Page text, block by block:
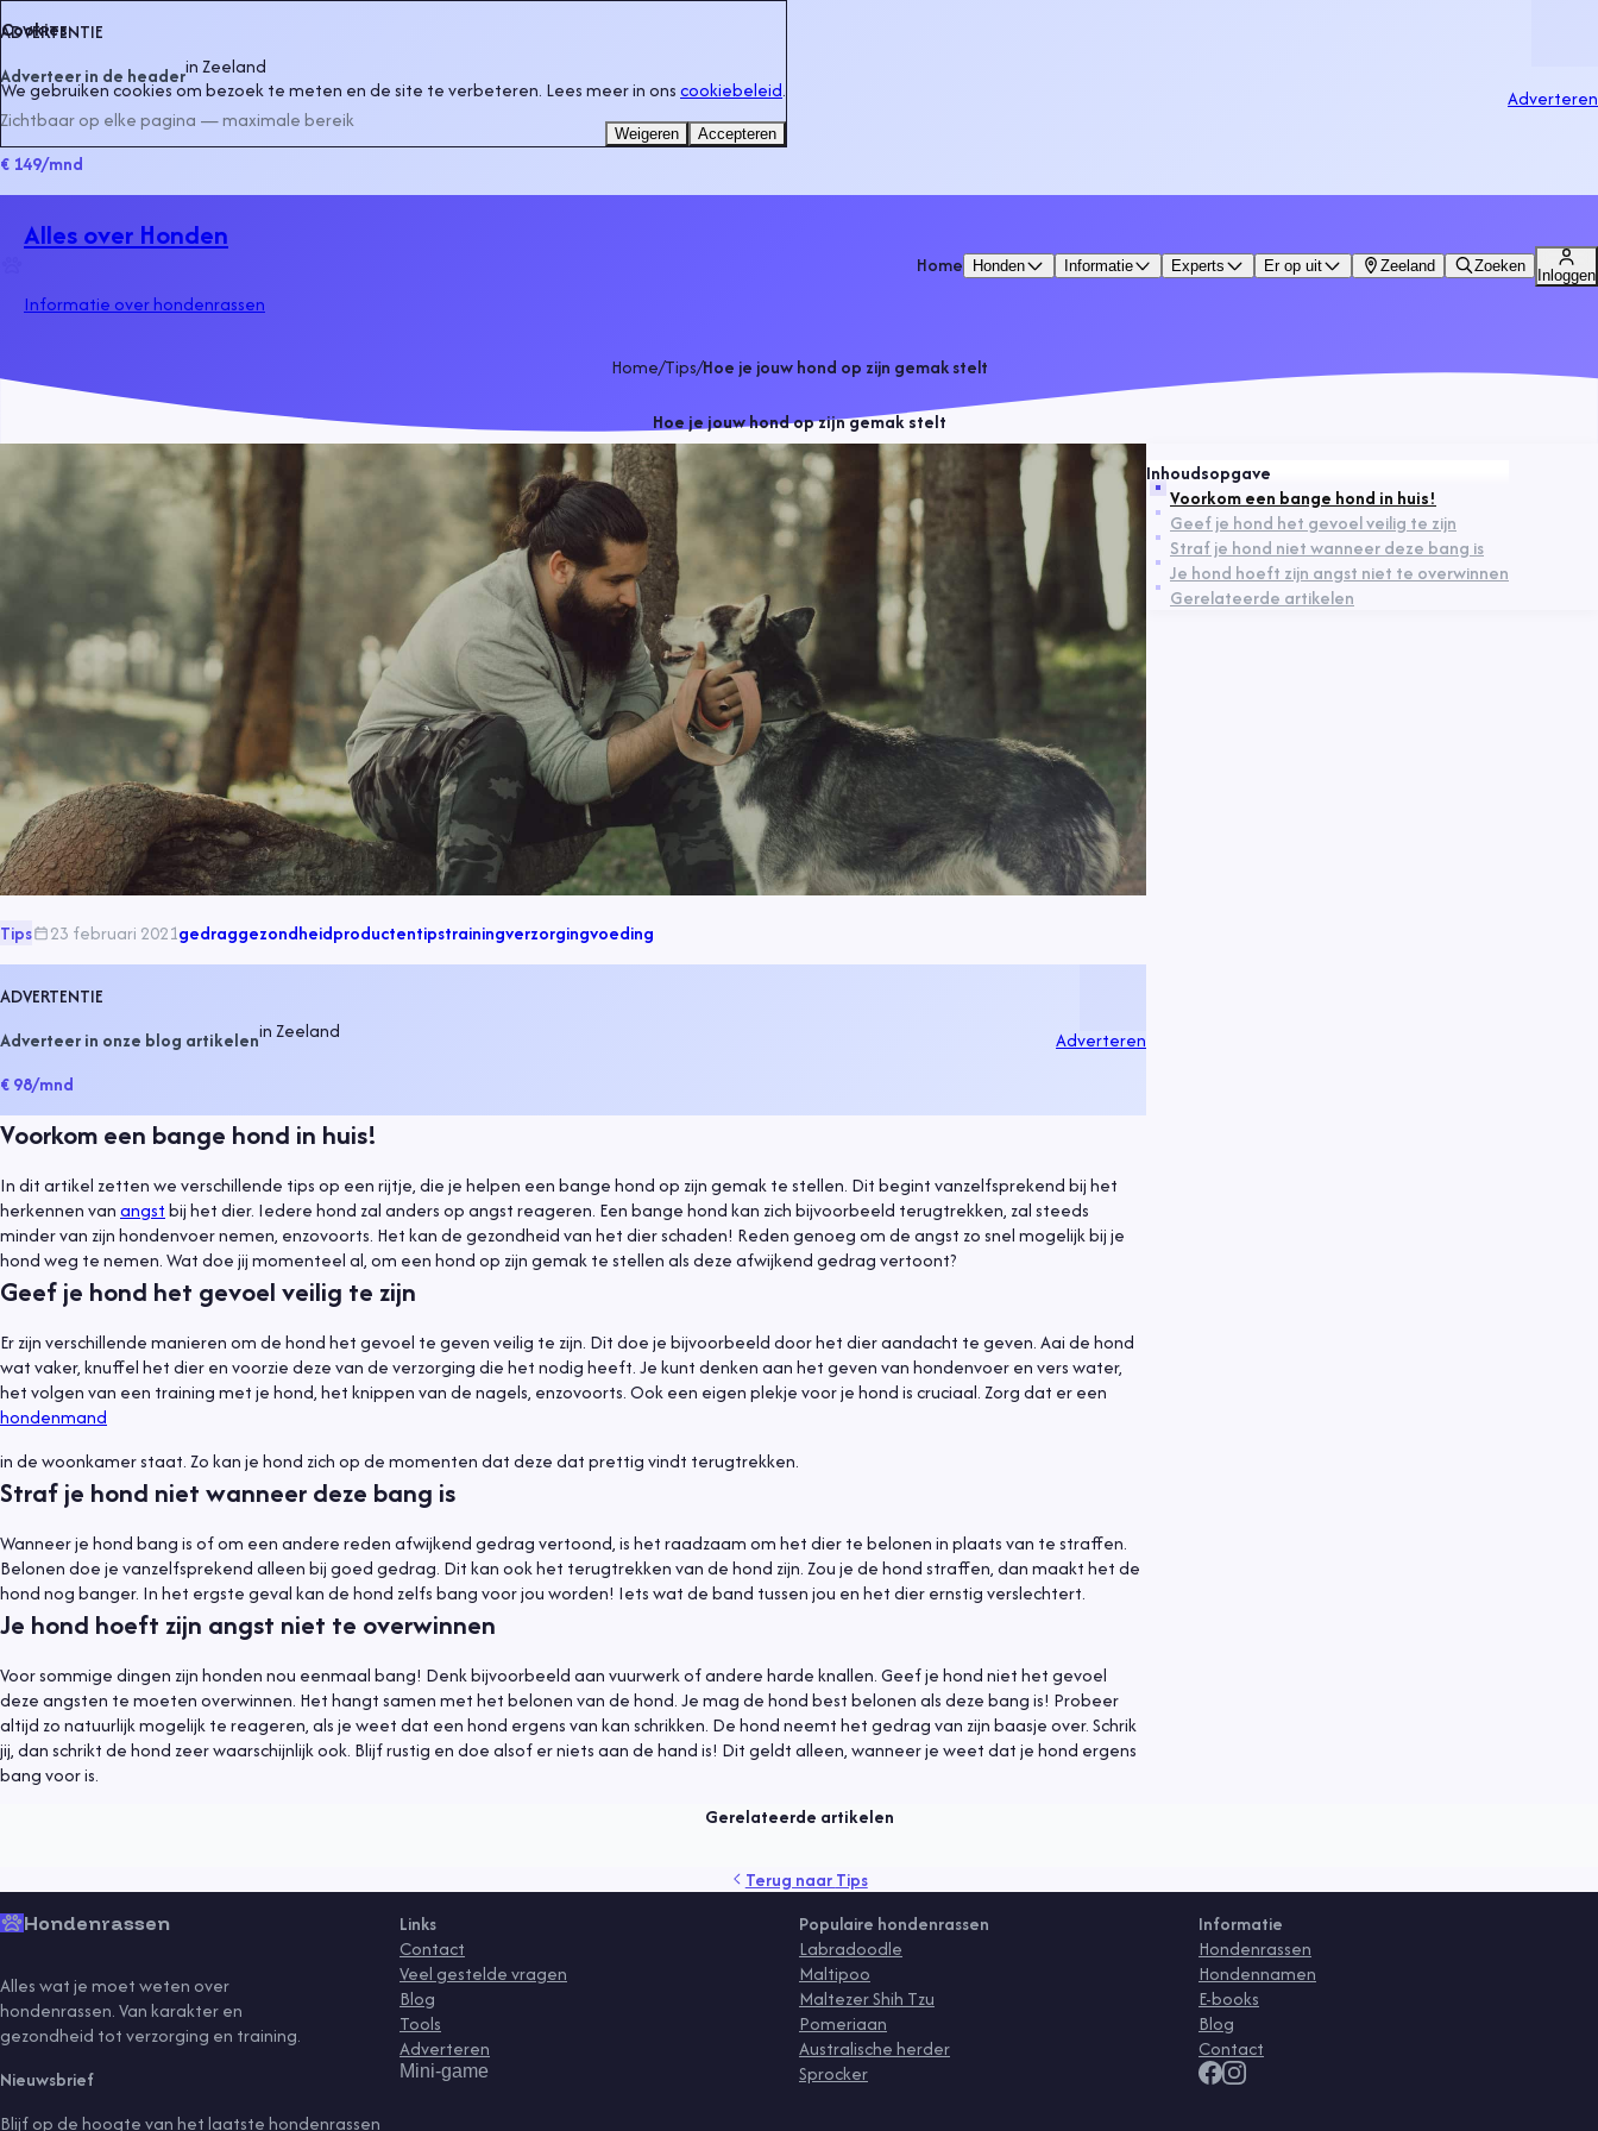
ADVERTENTIE
Adverteer in de headerinZeeland
Zichtbaar op elke pagina — maximale bereik
€ 149/mnd
Adverteren
Alles over Honden
Informatie over hondenrassen
Home Honden Informatie Experts Er op uit Zeeland Zoeken
Inloggen
Home/Tips/Hoe je jouw hond op zijn gemak stelt
Hoe je jouw hond op zijn gemak stelt
Tips 23 februari 2021gedraggezondheidproductentipstrainingverzorgingvoeding
ADVERTENTIE
Adverteer in onze blog artikeleninZeeland
€ 98/mnd
Adverteren
Voorkom een bange hond in huis!
In dit artikel zetten we verschillende tips op een rijtje, die je helpen een bange hond op zijn gemak te stellen. Dit begint vanzelfsprekend bij het
herkennen vanangstbij het dier. Iedere hond zal anders op angst reageren. Een bange hond kan zich bijvoorbeeld terugtrekken, zal steeds
minder van zijn hondenvoer nemen, enzovoorts. Het kan de gezondheid van het dier schaden! Reden genoeg om de angst zo snel mogelijk bij je
hond weg te nemen. Wat doe jij momenteel al, om een hond op zijn gemak te stellen als deze afwijkend gedrag vertoont?
Geef je hond het gevoel veilig te zijn
Er zijn verschillende manieren om de hond het gevoel te geven veilig te zijn. Dit doe je bijvoorbeeld door het dier aandacht te geven. Aai de hond
wat vaker, knuffel het dier en voorzie deze van de verzorging die het nodig heeft. Je kunt denken aan het geven van hondenvoer en vers water,
het volgen van een training met je hond, het knippen van de nagels, enzovoorts. Ook een eigen plekje voor je hond is cruciaal. Zorg dat er een
hondenmand
in de woonkamer staat. Zo kan je hond zich op de momenten dat deze dat prettig vindt terugtrekken.
Straf je hond niet wanneer deze bang is
Wanneer je hond bang is of om een andere reden afwijkend gedrag vertoond, is het raadzaam om het dier te belonen in plaats van te straffen.
Belonen doe je vanzelfsprekend alleen bij goed gedrag. Dit kan ook het terugtrekken van de hond zijn. Zou je de hond straffen, dan maakt het de
hond nog banger. In het ergste geval kan de hond zelfs bang voor jou worden! Iets wat de band tussen jou en het dier ernstig verslechtert.
Je hond hoeft zijn angst niet te overwinnen
Voor sommige dingen zijn honden nou eenmaal bang! Denk bijvoorbeeld aan vuurwerk of andere harde knallen. Geef je hond niet het gevoel
deze angsten te moeten overwinnen. Het hangt samen met het belonen van de hond. Je mag de hond best belonen als deze bang is! Probeer
altijd zo natuurlijk mogelijk te reageren, als je weet dat een hond ergens van kan schrikken. De hond neemt het gedrag van zijn baasje over. Schrik
jij, dan schrikt de hond zeer waarschijnlijk ook. Blijf rustig en doe alsof er niets aan de hand is! Dit geldt alleen, wanneer je weet dat je hond ergens
bang voor is.
Inhoudsopgave
Voorkom een bange hond in huis!
Geef je hond het gevoel veilig te zijn
Straf je hond niet wanneer deze bang is
Je hond hoeft zijn angst niet te overwinnen
Gerelateerde artikelen
Gerelateerde artikelen
Tips 25 oktober 2021
Wat kost een hond?
Terug naarTips
Hondenrassen
Alles wat je moet weten over
hondenrassen. Van karakter en
gezondheid tot verzorging en training.
Nieuwsbrief
Blijf op de hoogte van het laatste hondenrassen
Links
Contact
Veel gestelde vragen
Blog
Tools
Adverteren
Mini-game
Populaire hondenrassen
Labradoodle
Maltipoo
Maltezer Shih Tzu
Pomeriaan
Australische herder
Sprocker
Informatie
Hondenrassen
Hondennamen
E-books
Blog
Contact
Cookies
We gebruiken cookies om bezoek te meten en de site te verbeteren. Lees meer in onscookiebeleid.
Weigeren Accepteren